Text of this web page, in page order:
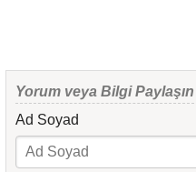
Yorum veya Bilgi Paylaşın
Ad Soyad